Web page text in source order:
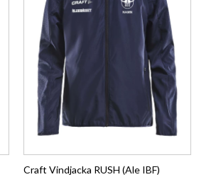
Craft Vindjacka RUSH (Ale IBF)